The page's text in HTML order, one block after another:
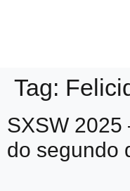
Tag:
SXSW 2025
do segundo